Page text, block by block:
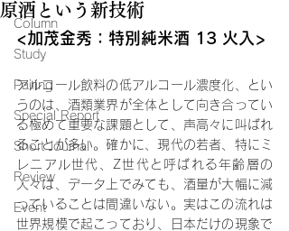
Column
Study
Pairing
Special Report
Short Journal
Review
Event
原酒という新技術
<加茂金秀：特別純米酒 13 火入>
アルコール飲料の低アルコール濃度化、とい
うのは、酒類業界が全体として向き合ってい
る極めて重要な課題として、声高々に叫ばれ
ることが多い。確かに、現代の若者、特にミ
レニアル世代、Z世代と呼ばれる年齢層の
人々は、データ上でみても、酒量が大幅に減
っていることは間違いない。実はこの流れは
世界規模で起こっており、日本だけの現象で